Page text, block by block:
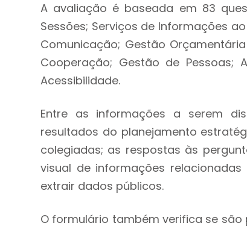
A avaliação é baseada em 83
Sessões; Serviços de Informações
Comunicação; Gestão
Cooperação; Gestão de Pessoas;
Acessibilidade.
Entre as informações a serem
resultados do planejamento
colegiadas; as respostas às
visual de informações
extrair dados públicos.
O formulário também verifica se são